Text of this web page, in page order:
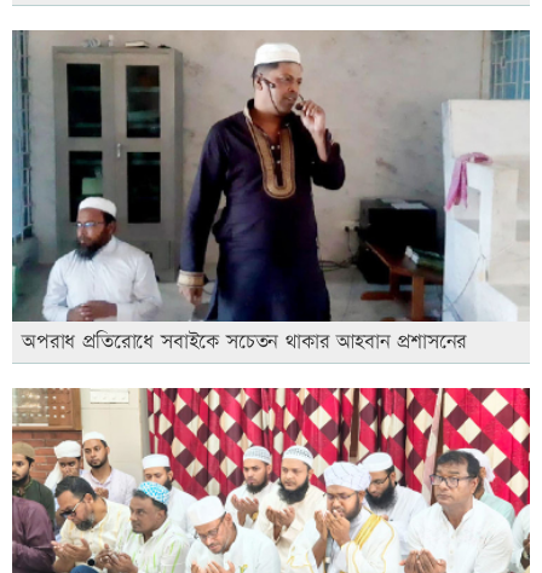
অপরাধ প্রতিরোধে সবাইকে সচেতন থাকার আহবান প্রশাসনের